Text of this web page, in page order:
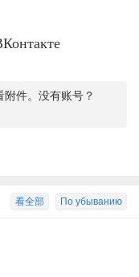
附件。没有账号？
По убыванию
看全部